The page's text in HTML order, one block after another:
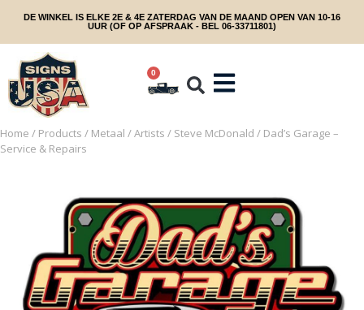
DE WINKEL IS ELKE 2E & 4E ZATERDAG VAN DE MAAND OPEN VAN 10-16
UUR (OF OP AFSPRAAK - BEL 06-33711801)
0
Home / Products / Metaal /Artists / Steve McDonald / Dad’s Garage –
Service & Repairs